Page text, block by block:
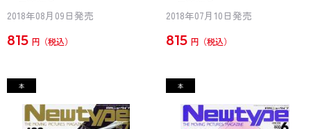
2018年08月09日発売
815 円
2018年07月10日発売
815 円